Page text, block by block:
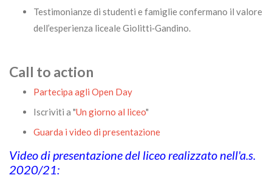
Testimonianze di studenti e famiglie confermano il valore
dell’esperienza liceale Giolitti‑Gandino.
Call to action
Partecipa agli Open Day
Iscriviti a "Un giorno al liceo"
Guarda i video di presentazione
Video di presentazione del liceo realizzato nell'a.s.
2020/21: